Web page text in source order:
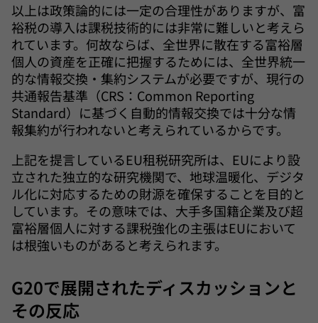
以上は政策論的には一定の合理性がありますが、富
裕税の導入は課税技術的には非常に難しいと考えら
れています。何故ならば、全世界に散在する富裕層
個人の資産を正確に把握するためには、全世界統一
的な情報交換・集約システムが必要ですが、現行の
共通報告基準（CRS：Common Reporting
Standard）に基づく自動的情報交換では十分な情
報集約が行われないと考えられているからです。
上記を提言しているEU租税研究所は、EUにより設
立された独立的な研究機関で、地球温暖化、デジタ
ル化に対応するための財源を確保することを目的と
しています。その意味では、大手多国籍企業及び超
富裕層個人に対する課税強化の主張はEUにおいて
は根強いものがあると考えられます。
G20で展開されたディスカッションと
その反応